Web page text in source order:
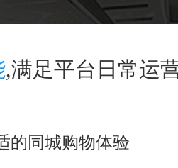
,满足平台日常运
的同城购物体验